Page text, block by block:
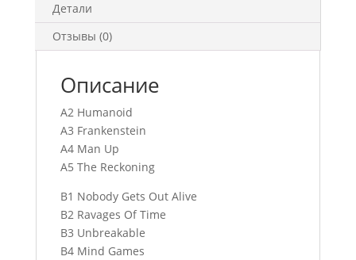
Детали
Отзывы (0)
Описание
A2 Humanoid
A3 Frankenstein
A4 Man Up
A5 The Reckoning
B1 Nobody Gets Out Alive
B2 Ravages Of Time
B3 Unbreakable
B4 Mind Games